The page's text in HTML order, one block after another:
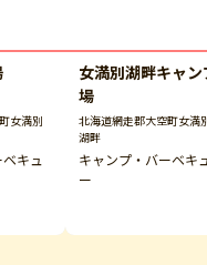
女満別
キュ
女満別湖畔キャン
場
北海道網走郡大空町女満
湖畔
キャンプ・バーベキ
ー